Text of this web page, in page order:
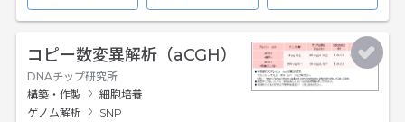
コピー数変異解析（aCGH）
DNAチップ研究所
構築・作製
細胞培養
ゲノム解析
SNP